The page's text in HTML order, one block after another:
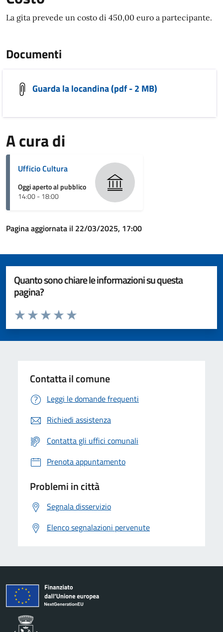
La gita prevede un costo di 450,00 euro a partecipante.
Documenti
Guarda la locandina (pdf - 2 MB)
A cura di
Ufficio Cultura
Oggi aperto al pubblico
14:00 - 18:00
Pagina aggiornata il 22/03/2025, 17:00
Quanto sono chiare le informazioni su questa
pagina?
Valuta da 1 a 5 stelle la pagina
Valuta 5 stelle su 5
Valuta 4 stelle su 5
Valuta 3 stelle su 5
Valuta 2 stelle su 5
Valuta 1 stelle su 5
Contatta il comune
Leggi le domande frequenti
Richiedi assistenza
Contatta gli uffici comunali
Prenota appuntamento
Problemi in città
Segnala disservizio
Elenco segnalazioni pervenute